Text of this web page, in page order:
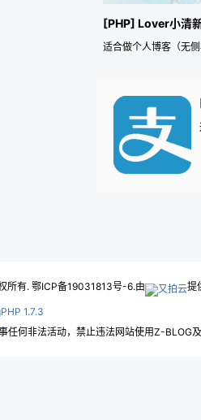
[PHP] Lover小清
适合做个人博客（无侧
所有. 鄂ICP备19031813号-6.由 提
1.7.3
任何非法活动，禁止违法网站使用Z-BLOG